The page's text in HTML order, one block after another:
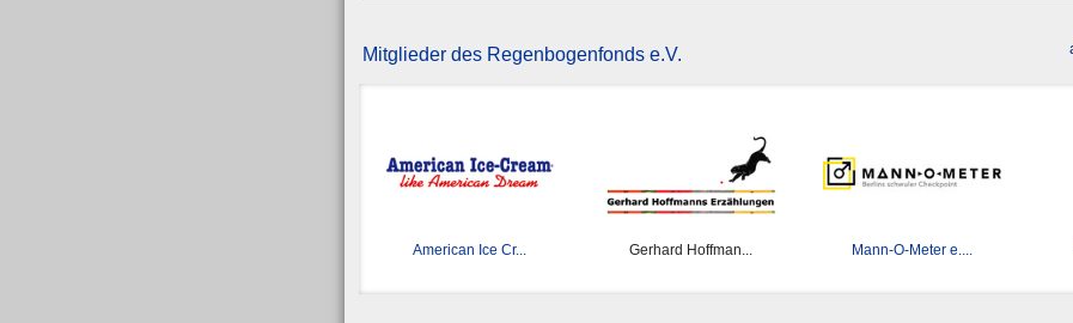
Mitglieder des Regenbogenfonds e.V.
American Ice Cr... Gerhard Hoffman... Mann-O-Meter e....